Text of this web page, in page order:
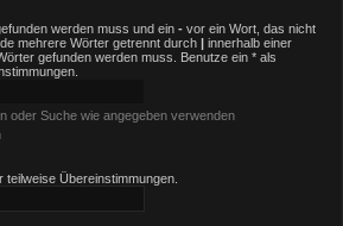
werden muss und ein - vor ein Wort, das nicht
mehrere Wörter getrennt durch | innerhalb einer
gefunden werden muss. Benutze ein * als
oder Suche wie angegeben verwenden
Übereinstimmungen.